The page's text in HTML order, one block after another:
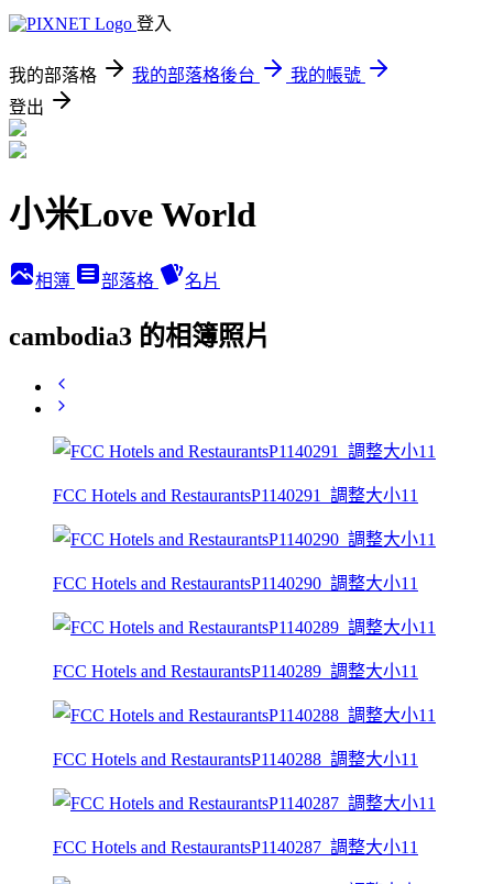
登入
我的部落格 我的部落格後台
我的帳號
登出
小米Love World
相簿 部落格 名片
cambodia3 的相簿照片
FCC Hotels and RestaurantsP1140291_調整大小11
FCC Hotels and RestaurantsP1140290_調整大小11
FCC Hotels and RestaurantsP1140289_調整大小11
FCC Hotels and RestaurantsP1140288_調整大小11
FCC Hotels and RestaurantsP1140287_調整大小11